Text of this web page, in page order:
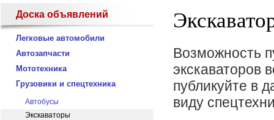
Доска объявлений
Легковые автомобили
Автозапчасти
Мототехника
Грузовики и спецтехника
Автобусы
Экскаваторы
Возможность
экскаваторов
публикуйте в
виду